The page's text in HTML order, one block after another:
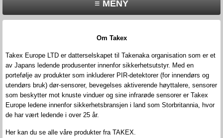
≡ MENY
Om Takex
Takex Europe LTD er datterselskapet til Takenaka organisation som er et
av Japans ledende produsenter innenfor sikkerhetsutstyr. Med en
portefølje av produkter som inkluderer PIR-detektorer (for innendørs og
utendørs bruk) dør-sensorer, bevegelses aktiverende høyttalere, sensorer
som beskytter mot knuste vinduer og sine infrarøde sensorer er Takex
Europe ledene innenfor sikkerhetsbransjen i land som Storbritannia, hvor
de har vært ledende i over 25 år.
Her kan du se alle våre produkter fra TAKEX.